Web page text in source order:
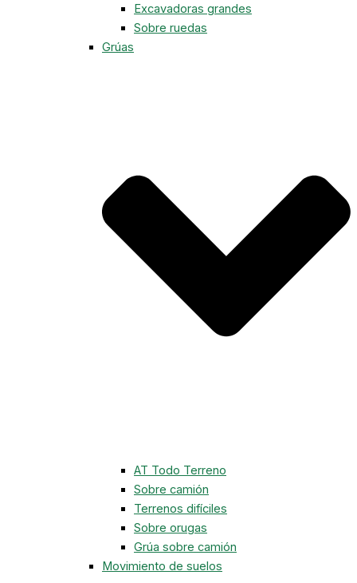
Excavadoras grandes
Sobre ruedas
Grúas
AT Todo Terreno
Sobre camión
Terrenos difíciles
Sobre orugas
Grúa sobre camión
Movimiento de suelos